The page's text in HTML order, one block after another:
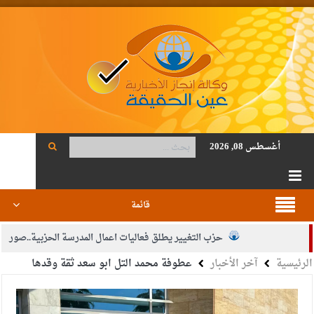
أغسطس 08, 2026
قائمة
حزب التغيير يطلق فعاليات اعمال المدرسة الحزبية..صور
الجيش يفتح باب التجنيد لحملة البكالوريوس في الحقوق والقانون
بيان اجتماع عمّان:دعم الوصاية الهاشمية التاريخية على المقدسات
الرئيسية آخر الأخبار عطوفة محمد التل ابو سعد ثقة وقدها